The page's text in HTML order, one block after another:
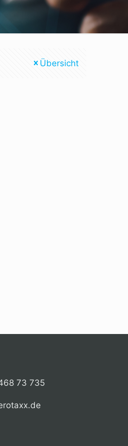
Übersicht
73 735